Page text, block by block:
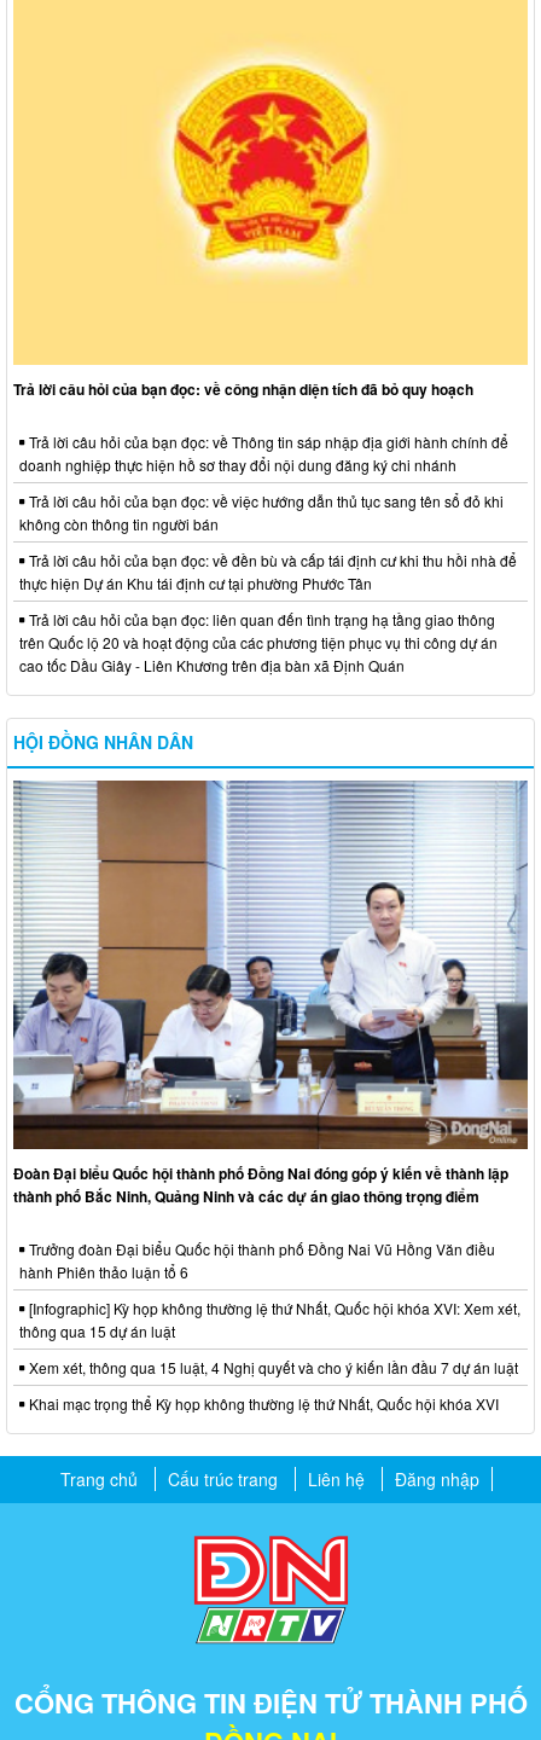
Trả lời câu hỏi của bạn đọc: về công nhận diện tích đã bỏ quy hoạch
Trả lời câu hỏi của bạn đọc: về Thông tin sáp nhập địa giới hành chính để
doanh nghiệp thực hiện hồ sơ thay đổi nội dung đăng ký chi nhánh
Trả lời câu hỏi của bạn đọc: về việc hướng dẫn thủ tục sang tên sổ đỏ khi
không còn thông tin người bán
Trả lời câu hỏi của bạn đọc: về đền bù và cấp tái định cư khi thu hồi nhà để
thực hiện Dự án Khu tái định cư tại phường Phước Tân
Trả lời câu hỏi của bạn đọc: liên quan đến tình trạng hạ tầng giao thông
trên Quốc lộ 20 và hoạt động của các phương tiện phục vụ thi công dự án
cao tốc Dầu Giây - Liên Khương trên địa bàn xã Định Quán
HỘI ĐỒNG NHÂN DÂN
Đoàn Đại biểu Quốc hội thành phố Đồng Nai đóng góp ý kiến về thành lập
thành phố Bắc Ninh, Quảng Ninh và các dự án giao thông trọng điểm
Trưởng đoàn Đại biểu Quốc hội thành phố Đồng Nai Vũ Hồng Văn điều
hành Phiên thảo luận tổ 6
[Infographic] Kỳ họp không thường lệ thứ Nhất, Quốc hội khóa XVI: Xem xét,
thông qua 15 dự án luật
Xem xét, thông qua 15 luật, 4 Nghị quyết và cho ý kiến lần đầu 7 dự án luật
Khai mạc trọng thể Kỳ họp không thường lệ thứ Nhất, Quốc hội khóa XVI
Trang chủ Cấu trúc trang Liên hệ Đăng nhập
CỔNG THÔNG TIN ĐIỆN TỬ THÀNH PHỐ